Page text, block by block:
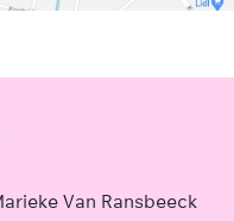
Van Ransbeeck